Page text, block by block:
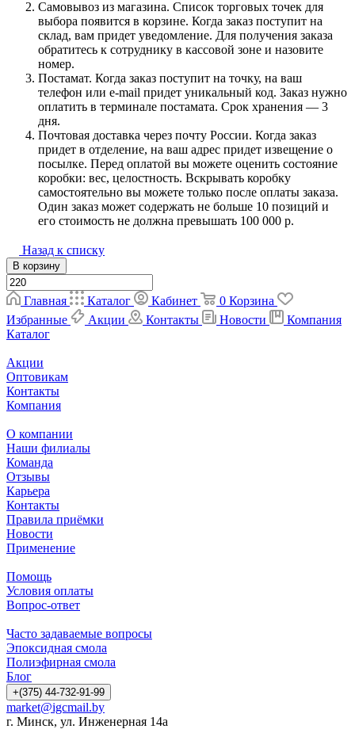
Самовывоз из магазина. Список торговых точек для
выбора появится в корзине. Когда заказ поступит на
склад, вам придет уведомление. Для получения заказа
обратитесь к сотруднику в кассовой зоне и назовите
номер.
Постамат. Когда заказ поступит на точку, на ваш
телефон или e-mail придет уникальный код. Заказ нужно
оплатить в терминале постамата. Срок хранения — 3
дня.
Почтовая доставка через почту России. Когда заказ
придет в отделение, на ваш адрес придет извещение о
посылке. Перед оплатой вы можете оценить состояние
коробки: вес, целостность. Вскрывать коробку
самостоятельно вы можете только после оплаты заказа.
Один заказ может содержать не больше 10 позиций и
его стоимость не должна превышать 100 000 р.
Назад к списку
В корзину
Главная Каталог Кабинет 0 Корзина
Избранные
Акции Контакты Новости
Компания
Каталог
Акции
Оптовикам
Контакты
Компания
О компании
Наши филиалы
Команда
Отзывы
Карьера
Контакты
Правила приёмки
Новости
Применение
Помощь
Условия оплаты
Вопрос-ответ
Часто задаваемые вопросы
Эпоксидная смола
Полиэфирная смола
Блог
+(375) 44-732-91-99
market@igcmail.by
г. Минск, ул. Инженерная 14а